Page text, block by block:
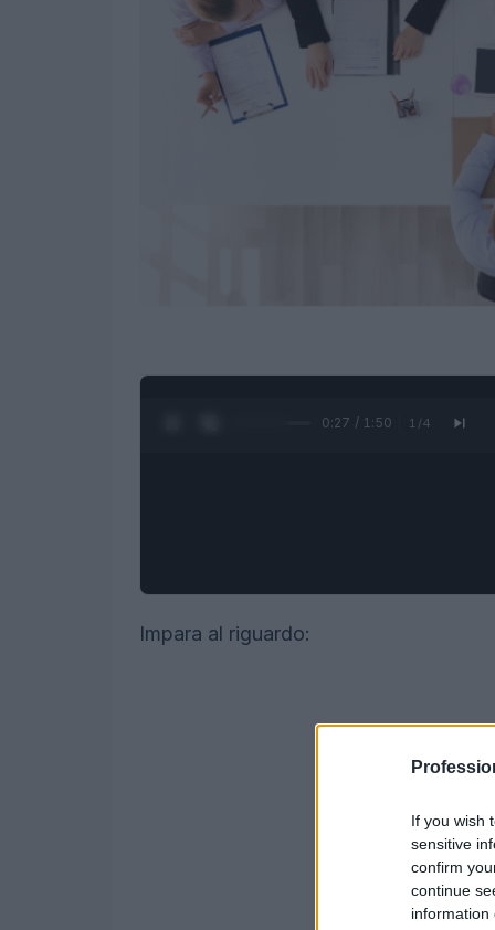
If you wish
sensitive
confirm
continue
information
0:28 / 1:50 1 /4
Impara al riguardo: